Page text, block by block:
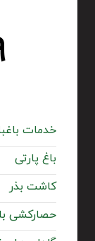
خدمات
باغ پارتی
کاشت بذر
حصارکشی